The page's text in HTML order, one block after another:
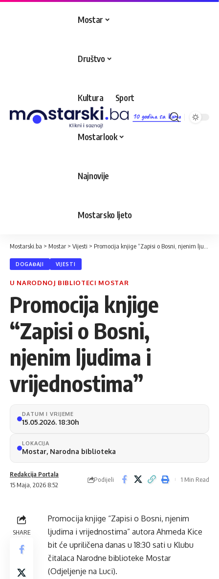
10 godina sa Vama
Mostar
Društvo
Kultura Sport
Mostarlook
Najnovije
Mostarsko ljeto
Mostarski.ba > Mostar > Vijesti > Promocija knjige “Zapisi o Bosni, njenim ljudima i vrijednostima”
DOGAĐAJI VIJESTI
U NARODNOJ BIBLIOTECI MOSTAR
Promocija knjige
“Zapisi o Bosni,
njenim ljudima i
vrijednostima”
DATUM I VRIJEME
15.05.2026. 18:30h
LOKACIJA
Mostar, Narodna biblioteka
15 Maja, 2026 8:52
Redakcija Portala
Podijeli 1 Min Read
SHARE
Promocija knjige “Zapisi o Bosni, njenim
ljudima i vrijednostima” autora Ahmeda Kice
bit će upriličena danas u 18:30 sati u Klubu
čitalaca Narodne biblioteke Mostar
(Odjeljenje na Luci).